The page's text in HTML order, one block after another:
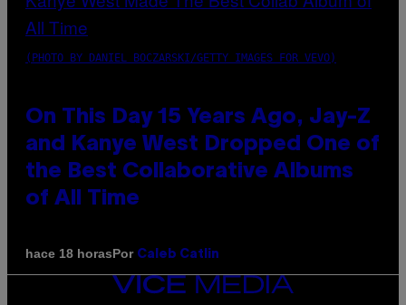
(PHOTO BY DANIEL BOCZARSKI/GETTY IMAGES FOR VEVO)
On This Day 15 Years Ago, Jay-Z
and Kanye West Dropped One of
the Best Collaborative Albums
of All Time
hace 18 horasPor Caleb Catlin
VICE
MEDIA